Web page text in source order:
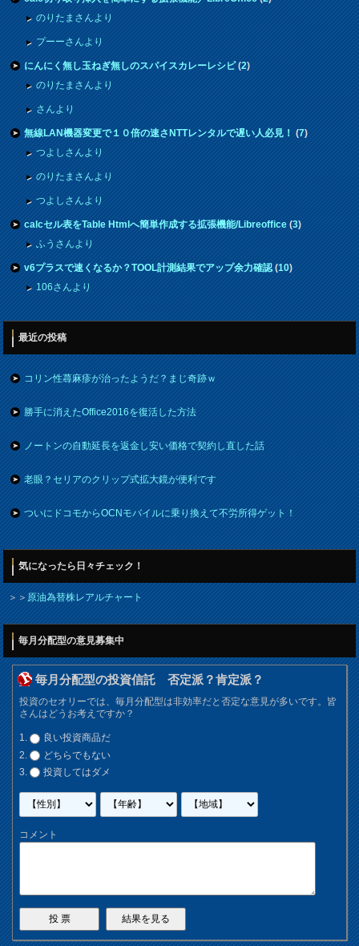
のりたまさんより
プーーさんより
にんにく無し玉ねぎ無しのスパイスカレーレシピ(2)
のりたまさんより
さんより
無線LAN機器変更で１０倍の速さNTTレンタルで遅い人必見！(7)
つよしさんより
のりたまさんより
つよしさんより
calcセル表をTable Htmlへ簡単作成する拡張機能/Libreoffice(3)
ふうさんより
v6プラスで速くなるか？TOOL計測結果でアップ余力確認(10)
106さんより
最近の投稿
コリン性蕁麻疹が治ったようだ？まじ奇跡ｗ
勝手に消えたOffice2016を復活した方法
ノートンの自動延長を返金し安い価格で契約し直した話
老眼？セリアのクリップ式拡大鏡が便利です
ついにドコモからOCNモバイルに乗り換えて不労所得ゲット！
気になったら日々チェック！
＞＞原油為替株レアルチャート
毎月分配型の意見募集中
毎月分配型の投資信託 否定派？肯定派？
投資のセオリーでは、毎月分配型は非効率だと否定な意見が多いです。皆
さんはどうお考えですか？
良い投資商品だ
どちらでもない
投資してはダメ
コメント